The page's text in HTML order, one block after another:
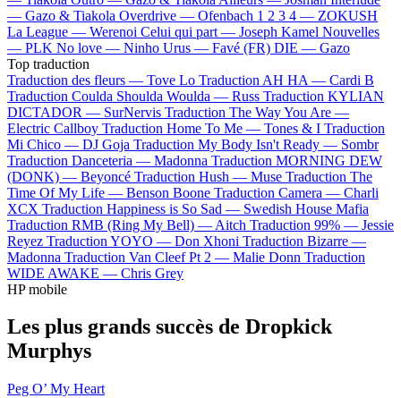
— Gazo & Tiakola Overdrive — Ofenbach 1 2 3 4 — ZOKUSH
La League — Werenoi Celui qui part — Joseph Kamel Nouvelles
— PLK No love — Ninho Urus — Favé (FR) DIE — Gazo
Top traduction
Traduction des fleurs — Tove Lo Traduction AH HA — Cardi B
Traduction Coulda Shoulda Woulda — Russ Traduction KYLIAN
DICTADOR — SurNervis Traduction The Way You Are —
Electric Callboy Traduction Home To Me — Tones & I Traduction
Mi Chico — DJ Goja Traduction My Body Isn't Ready — Sombr
Traduction Danceteria — Madonna Traduction MORNING DEW
(DONK) — Beyoncé Traduction Hush — Muse Traduction The
Time Of My Life — Benson Boone Traduction Camera — Charli
XCX Traduction Happiness is So Sad — Swedish House Mafia
Traduction RMB (Ring My Bell) — Aitch Traduction 99% — Jessie
Reyez Traduction YOYO — Don Xhoni Traduction Bizarre —
Madonna Traduction Van Cleef Pt 2 — Malie Donn Traduction
WIDE AWAKE — Chris Grey
HP mobile
Les plus grands succès de Dropkick
Murphys
Peg O’ My Heart